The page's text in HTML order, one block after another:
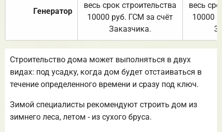
Генератор
весь срок строительства
10000 руб. ГСМ за счёт
Заказчика.
весь
10000
Строительство дома может выполняться в двух
видах: под усадку, когда дом будет отстаиваться в
течение определенного времени и сразу под ключ.
Зимой специалисты рекомендуют строить дом из
зимнего леса, летом - из сухого бруса.